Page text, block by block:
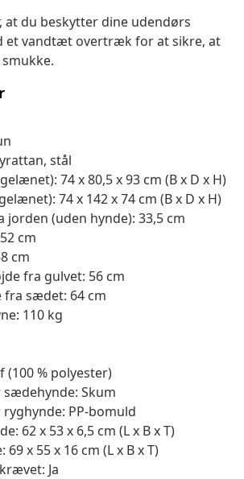
at du beskytter dine udendørs
et vandtæt overtræk for at sikre, at
stål
74 x 80,5 x 93 cm (B x D x H)
74 x 142 x 74 cm (B x D x H)
(uden hynde): 33,5 cm
cm
cm
fra gulvet: 56 cm
fra sædet: 64 cm
110 kg
(100 % polyester)
sædehynde: Skum
ryghynde: PP-bomuld
62 x 53 x 6,5 cm (L x B x T)
x 55 x 16 cm (L x B x T)
Ja